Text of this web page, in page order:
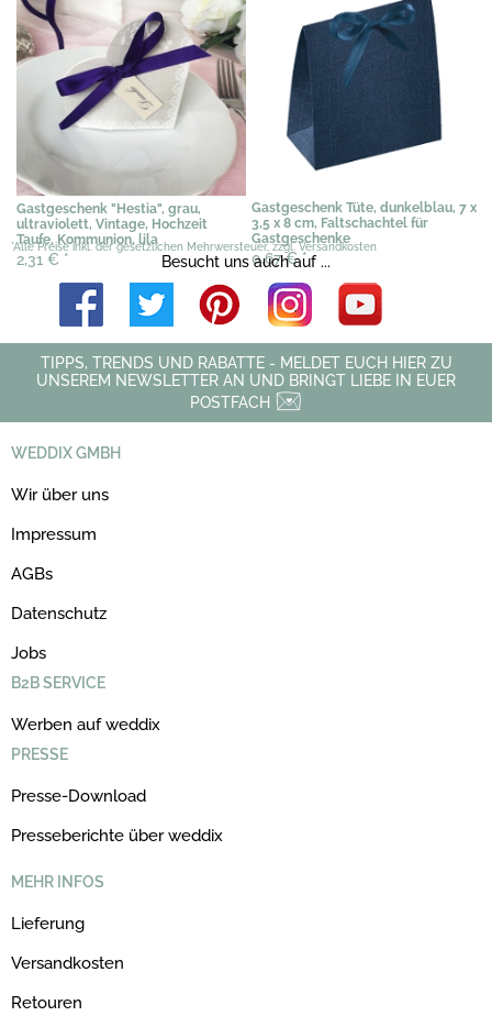
Gastgeschenk "Hestia", grau,
ultraviolett, Vintage, Hochzeit
Taufe, Kommunion, lila
2,31 € *
Gastgeschenk Tüte, dunkelblau, 7 x
3,5 x 8 cm, Faltschachtel für
Gastgeschenke
0,67 €*
*Alle Preise inkl. der gesetzlichen Mehrwersteuer, zzgl. Versandkosten
Besucht uns auch auf ...
TIPPS, TRENDS UND RABATTE - MELDET EUCH HIER ZU
UNSEREM NEWSLETTER AN UND BRINGT LIEBE IN EUER
POSTFACH
WEDDIX GMBH
Wir über uns
Impressum
AGBs
Datenschutz
Jobs
B2B SERVICE
Werben auf weddix
PRESSE
Presse-Download
Presseberichte über weddix
MEHR INFOS
Lieferung
Versandkosten
Retouren